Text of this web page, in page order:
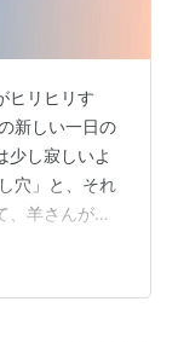
ヒリヒリす
新しい一日の
少し寂しいよ
穴」と、それ
、羊さんがノ
は「天然の加
口閉じテープ